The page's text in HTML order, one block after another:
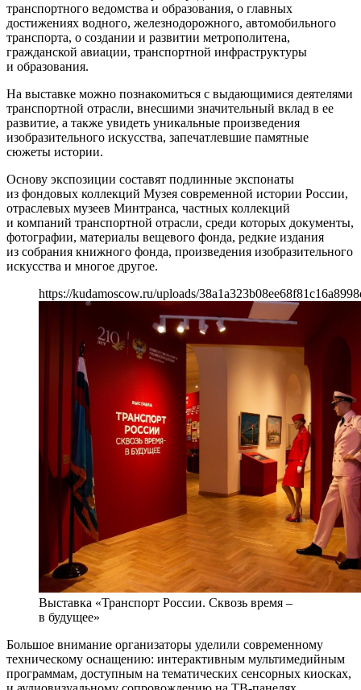
транспортного ведомства и образования, о главных
достижениях водного, железнодорожного, автомобильного
транспорта, о создании и развитии метрополитена,
гражданской авиации, транспортной инфраструктуры
и образования.
На выставке можно познакомиться с выдающимися деятелями
транспортной отрасли, внесшими значительный вклад в ее
развитие, а также увидеть уникальные произведения
изобразительного искусства, запечатлевшие памятные
сюжеты истории.
Основу экспозиции составят подлинные экспонаты
из фондовых коллекций Музея современной истории России,
отраслевых музеев Минтранса, частных коллекций
и компаний транспортной отрасли, среди которых документы,
фотографии, материалы вещевого фонда, редкие издания
из собрания книжного фонда, произведения изобразительного
искусства и многое другое.
https://kudamoscow.ru/uploads/
Выставка «Транспорт России. Сквозь время –
в будущее»
Большое внимание организаторы уделили современному
техническому оснащению: интерактивным мультимедийным
программам, доступным на тематических сенсорных киосках,